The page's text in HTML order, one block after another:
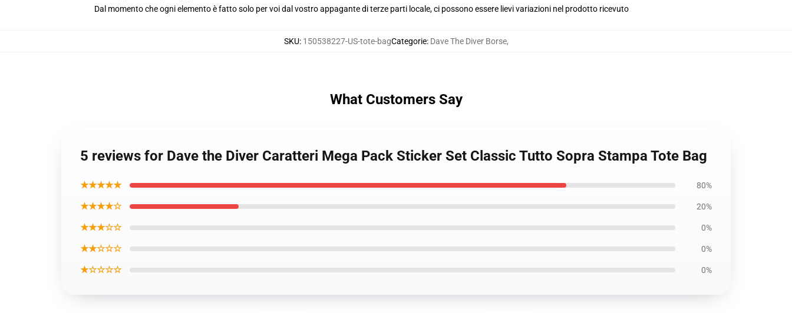
Dal momento che ogni elemento è fatto solo per voi dal vostro appagante di terze parti locale, ci possono essere lievi variazioni nel prodotto ricevuto
SKU: 150538227-US-tote-bagCategorie: Dave The Diver Borse,
What Customers Say
5 reviews for Dave the Diver Caratteri Mega Pack Sticker Set Classic Tutto Sopra Stampa Tote Bag
★★★★★ 80%
★★★★☆ 20%
★★★☆☆ 0%
★★☆☆☆ 0%
★☆☆☆☆ 0%